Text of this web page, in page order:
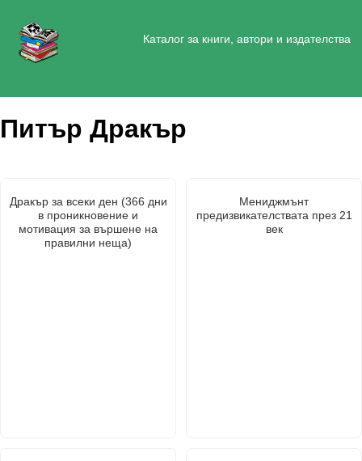
Каталог за книги, автори и издателства
Питър Дракър
Дракър за всеки ден (366 дни
в проникновение и
мотивация за вършене на
правилни неща)
Мениджмънт
предизвикателствата през 21
век